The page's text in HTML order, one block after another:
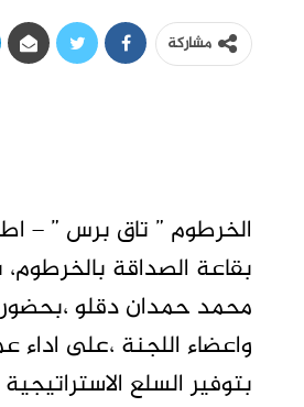
مشاركة
الخرطوم ” تاق برس ” –
بقاعة الصداقة
محمد حمدان دقلو
واعضاء اللجنة ،على اداء
بتوفير السلع الاستراتيجية